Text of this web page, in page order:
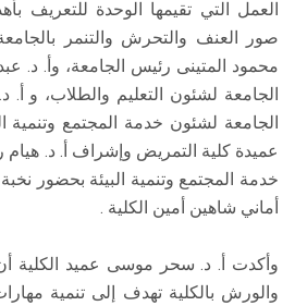
العمل التي تقيمها الوحدة للتعريف
صور العنف والتحرش والتنمر
محمود المتينى رئيس الجامعة، وأ. د.
الجامعة لشئون التعليم والطلاب، و
الجامعة لشئون خدمة المجتمع
عميدة كلية التمريض وإشراف أ. د.
خدمة المجتمع وتنمية البيئة بحضور
أماني شاهين أمين الكلية .
وأكدت أ. د. سحر موسى عميد الكلية
والورش بالكلية تهدف إلى تنمية